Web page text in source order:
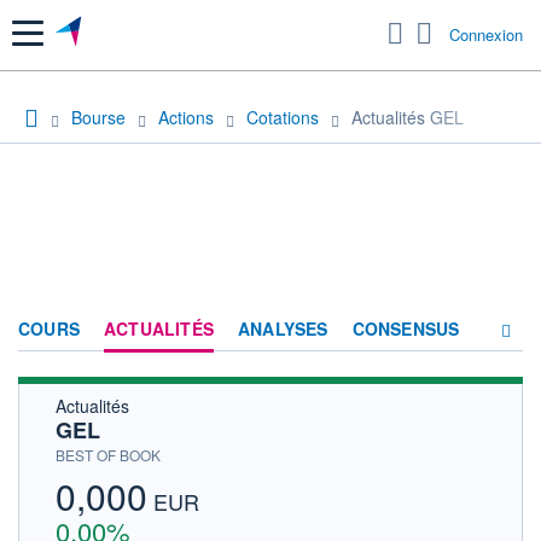
Menu Connexion
Bourse Actions Cotations Actualités GEL
COURS ACTUALITÉS ANALYSES CONSENSUS
Actualités
GEL
BEST OF BOOK
0,000 EUR
0,00%